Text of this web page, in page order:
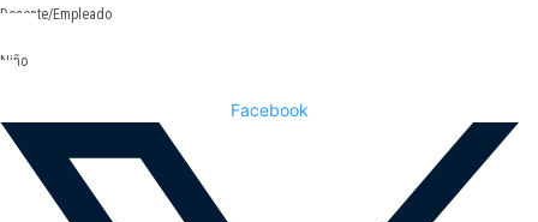
Docente/Empleado
Niño
Facebook